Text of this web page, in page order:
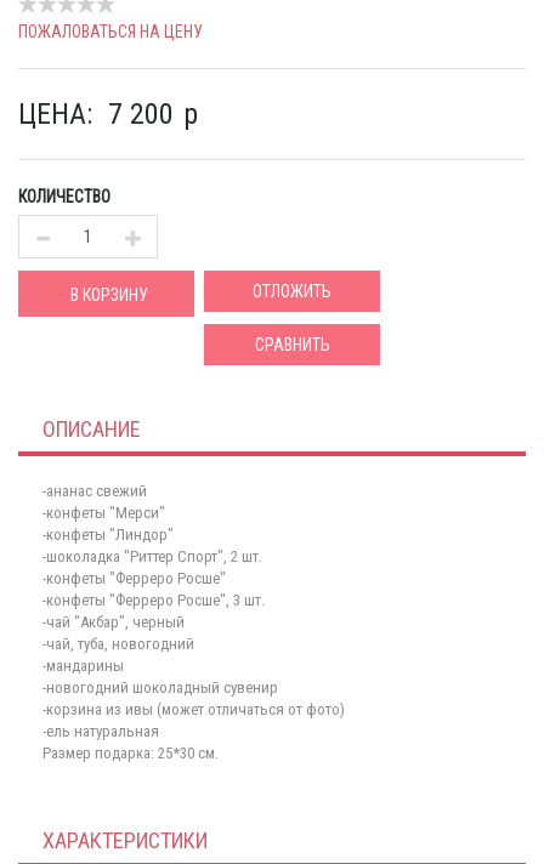
ПОЖАЛОВАТЬСЯ НА ЦЕНУ
ЦЕНА: 7 200 p
КОЛИЧЕСТВО
В КОРЗИНУ ОТЛОЖИТЬ
СРАВНИТЬ
ОПИСАНИЕ
-ананас свежий
-конфеты "Мерси"
-конфеты "Линдор"
-шоколадка "Риттер Спорт", 2 шт.
-конфеты "Ферреро Росше"
-конфеты "Ферреро Росше", 3 шт.
-чай "Акбар", черный
-чай, туба, новогодний
-мандарины
-новогодний шоколадный сувенир
-корзина из ивы (может отличаться от фото)
-ель натуральная
Размер подарка: 25*30 см.
ХАРАКТЕРИСТИКИ